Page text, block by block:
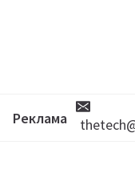
Реклама